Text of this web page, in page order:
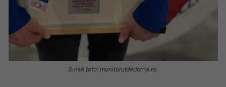
Sursă foto: monitoruldedorna.ro.